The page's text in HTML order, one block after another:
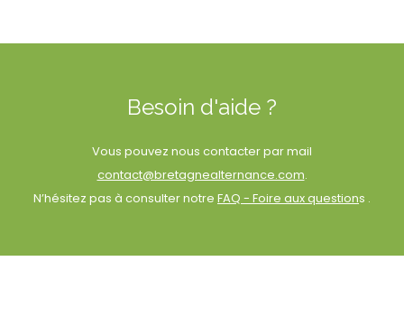
Besoin d'aide ?
Vous pouvez nous contacter par mail
contact@bretagnealternance.com.
N’hésitez pas à consulter notre FAQ - Foire aux questions .